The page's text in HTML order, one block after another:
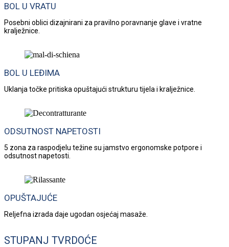
BOL U VRATU
Posebni oblici dizajnirani za pravilno poravnanje glave i vratne
kralježnice.
BOL U LEĐIMA
Uklanja točke pritiska opuštajući strukturu tijela i kralježnice.
ODSUTNOST NAPETOSTI
5 zona za raspodjelu težine su jamstvo ergonomske potpore i
odsutnost napetosti.
OPUŠTAJUĆE
Reljefna izrada daje ugodan osjećaj masaže.
STUPANJ TVRDOĆE